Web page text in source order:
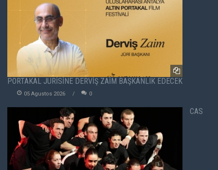
PORTAKAL JÜRİSİNE DERVİŞ ZAİM BAŞKANLIK EDECEK
05 Agustos 2026 0
CAS